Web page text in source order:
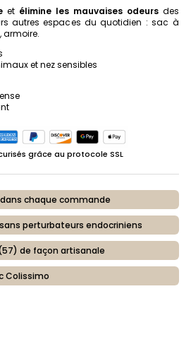
et élimine les mauvaises odeursdes
autres espaces du quotidien : sac à
armoire.
et nez sensibles
grâce au protocole SSL
dans chaque commande
perturbateurs endocriniens
de façon artisanale
Colissimo